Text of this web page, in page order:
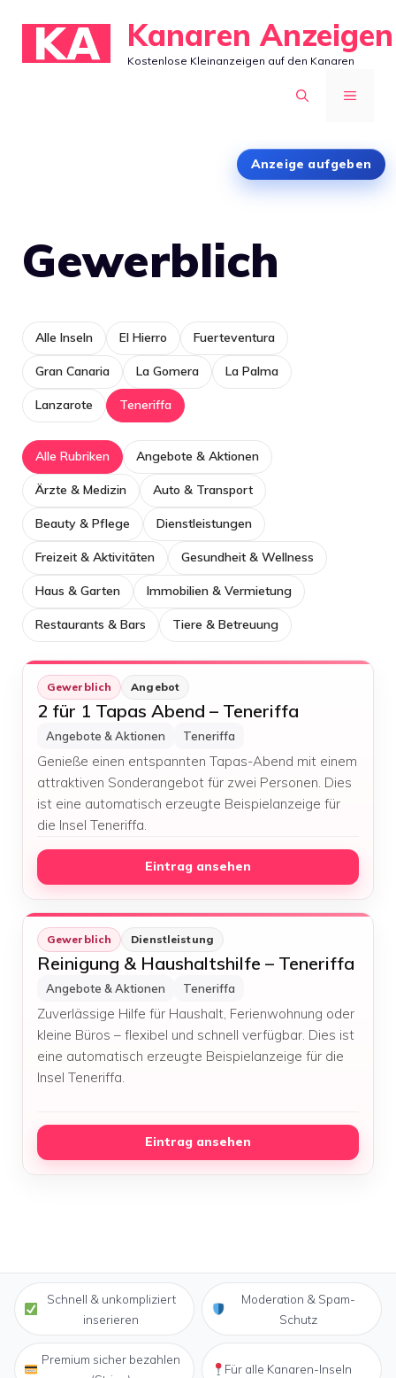
Inhalt
springen
Kanaren Anzeigen
Kostenlose Kleinanzeigen auf den Kanaren
MENÜ
Anzeige aufgeben
Gewerblich
Alle Inseln El Hierro Fuerteventura
Gran Canaria La Gomera La Palma
Lanzarote Teneriffa
Alle Rubriken Angebote & Aktionen
Ärzte & Medizin Auto & Transport
Beauty & Pflege Dienstleistungen
Freizeit & Aktivitäten Gesundheit & Wellness
Haus & Garten Immobilien & Vermietung
Restaurants & Bars Tiere & Betreuung
Gewerblich Angebot
2 für 1 Tapas Abend – Teneriffa
Angebote & Aktionen Teneriffa
Genieße einen entspannten Tapas-Abend mit einem
attraktiven Sonderangebot für zwei Personen. Dies
ist eine automatisch erzeugte Beispielanzeige für
die Insel Teneriffa.
Eintrag ansehen
Gewerblich Dienstleistung
Reinigung & Haushaltshilfe – Teneriffa
Angebote & Aktionen Teneriffa
Zuverlässige Hilfe für Haushalt, Ferienwohnung oder
kleine Büros – flexibel und schnell verfügbar. Dies ist
eine automatisch erzeugte Beispielanzeige für die
Insel Teneriffa.
Eintrag ansehen
Schnell & unkompliziert
inserieren
Moderation & Spam-
Schutz
Premium sicher bezahlen
Für alle Kanaren-Inseln